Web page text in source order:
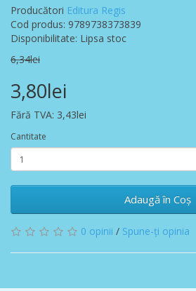
Producători Editura Regis
Cod produs: 9789738373839
Disponibilitate: Lipsa stoc
6,34lei
3,80lei
Fără TVA: 3,43lei
Cantitate
Adaugă în Coş
0 opinii / Spune-ţi opinia